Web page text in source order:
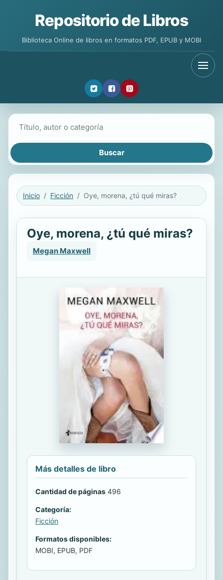
Repositorio de Libros
Biblioteca Online de libros en formatos PDF, EPUB y MOBI
Inicio Ficción Oye, morena, ¿tú qué miras?
Oye, morena, ¿tú qué miras?
Megan Maxwell
Más detalles de libro
Cantidad de páginas 496
Categoría:
Ficción
Formatos disponibles:
MOBI, EPUB, PDF